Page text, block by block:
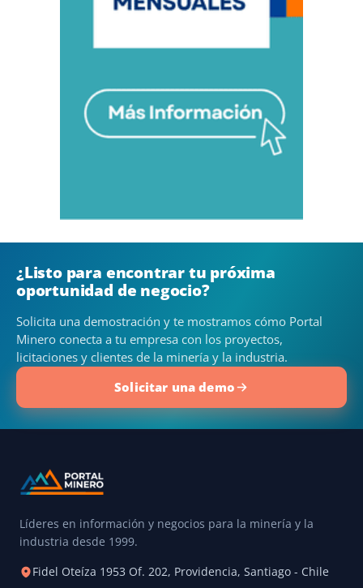
¿Listo para encontrar tu próxima
oportunidad de negocio?
Solicita una demostración y te mostramos cómo Portal
Minero conecta a tu empresa con los proyectos,
licitaciones y clientes de la minería y la industria.
Solicitar una demo
Líderes en información y negocios para la minería y la
industria desde 1999.
Fidel Oteíza 1953 Of. 202, Providencia, Santiago - Chile